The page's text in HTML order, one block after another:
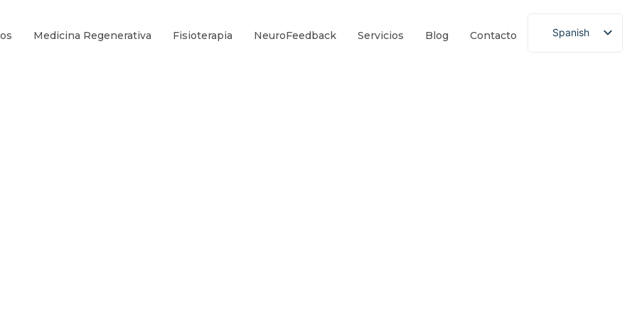
Medicina Regenerativa Fisioterapia NeuroFeedback Servicios Blog Contacto Spanish